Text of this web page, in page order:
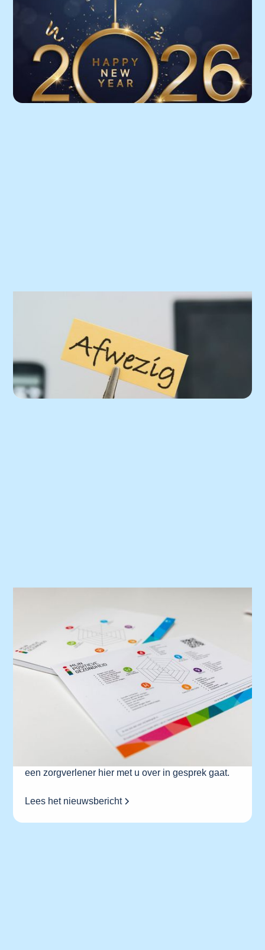
Praktijknieuws
Bereikbaarheid tijdens de feestdagen
Bereikbaarheid
Lees het nieuwsbericht
Praktijknieuws
Afwezigheid artsen
Lees het nieuwsbericht
Positieve Gezondheid
We vinden vooral een betekenisvol leven
belangrijk, we willen mee kunnen doen en ons
energiek voelen. Dat blijkt uit onderzoek. Het gaat
niet alleen om lichamelijke gezondheid, maar over
wat ons veerkracht geeft. En dat is per persoon
verschillend. Daarom focust Positieve Gezondheid
niet op ziekte, maar op wat voor ons belangrijk is.
MijnPositieveGezondheid.nl. Het kan dus zijn dat
een zorgverlener hier met u over in gesprek gaat.
Lees het nieuwsbericht